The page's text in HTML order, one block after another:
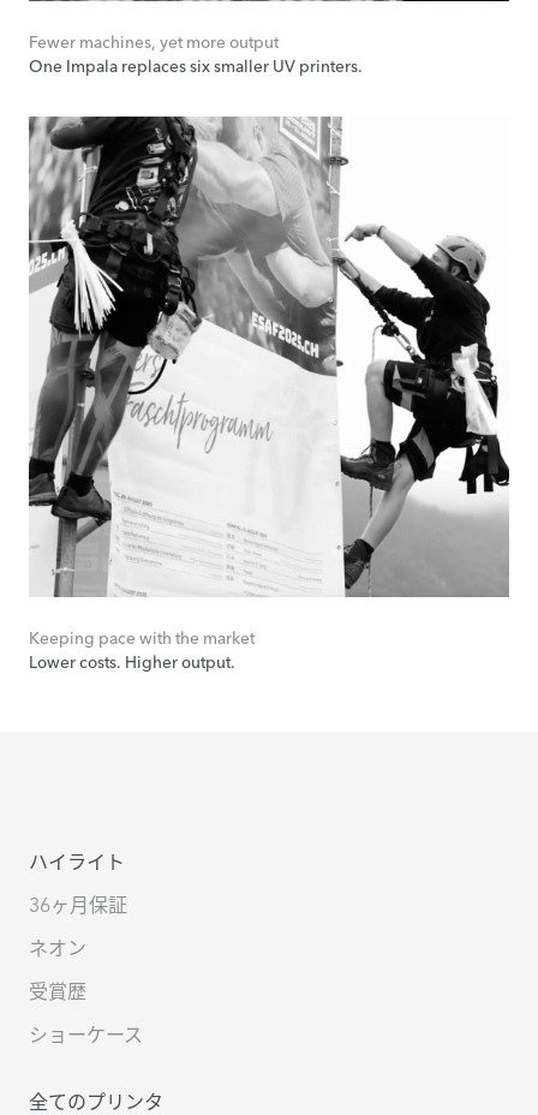
Fewer machines, yet more output
One Impala replaces six smaller UV printers.
Keeping pace with the market
Lower costs. Higher output.
ハイライト
36ヶ月保証
ネオン
受賞歴
ショーケース
全てのプリンタ